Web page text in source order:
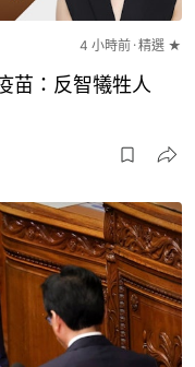
4 小時前 精選 ★
苗：反智犧牲人